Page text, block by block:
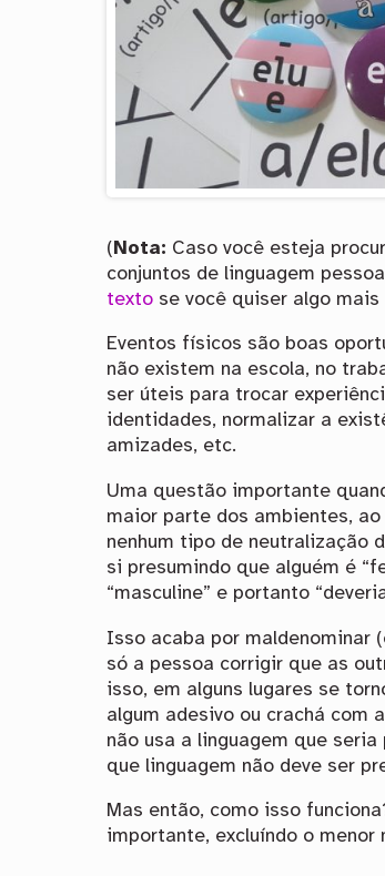
( Nota: Caso você esteja
conjuntos de linguagem
texto se você quiser algo mais
Eventos físicos são boas
não existem na escola, no
ser úteis para trocar
identidades, normalizar a
amizades, etc.
Uma questão importante
maior parte dos ambientes,
nenhum tipo de neutralização
si presumindo que alguém é
“masculine” e portanto
Isso acaba por maldenominar
só a pessoa corrigir que as
isso, em alguns lugares se
algum adesivo ou crachá com
não usa a linguagem que
que linguagem não deve ser
Mas então, como isso
importante, excluíndo o menor